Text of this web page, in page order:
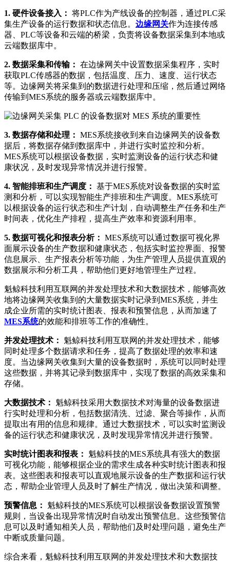
1. 硬件设备接入： 将PLC作为产线设备的控制器，通过PLC采
集生产设备的运行数据和状态信息。 边缘网关作为连接传感
器、PLC等设备和云端的桥梁，负责将设备数据采集到本地或
云端数据库中。
2. 数据采集和传输： 在边缘网关中设置数据采集程序，实时
获取PLC传感器的数据，包括温度、压力、速度、运行状态
等。边缘网关将采集到的数据进行处理和压缩，然后通过网络
传输到MES系统的服务器或云端数据库中。
3. 数据存储和处理： MES系统接收到来自边缘网关的设备数
据后，将数据存储到数据库中，并进行实时监控和分析。
MES系统可以根据设备数据，实时监测设备的运行状态和健
康状况，及时发现异常情况并进行报警。
4. 智能排班和生产调度： 基于MES系统对设备数据的实时监
测和分析，可以实现智能生产排班和生产调度。MES系统可
以根据设备的运行状态和生产计划，自动调整生产任务和生产
时间表，优化生产排程，提高生产效率和资源利用率。
5. 数据可视化和报表分析： MES系统可以通过数据可视化界
面展示设备的生产数据和健康状态，包括实时监控界面、报警
信息展示、生产报表分析等功能，为生产管理人员提供直观的
数据展示和分析工具，帮助他们更好地管理生产过程。
魁鲸科技利用互联网的并发处理技术和大数据技术，能够高效
地将边缘网关收集到的大量数据实时记录到MES系统，并生
成企业所需的实时统计图表、报表和预警信息，从而加速了
MES系统的效能和排班等工作的准确性。
并发处理技术：
魁鲸科技利用互联网的并发处理技术，能够
同时处理多个数据请求和任务，提高了数据处理的效率和速
度。当边缘网关收集到大量的设备数据时，系统可以同时处理
这些数据，并将其记录到数据库中，实现了数据的高效采集和
存储。
大数据技术：
魁鲸科技采用大数据技术对海量的设备数据进
行实时处理和分析，包括数据清洗、过滤、聚合等操作，从而
提取出有用的信息和规律。通过大数据技术，可以实时监测设
备的运行状态和健康状况，及时发现异常情况并进行预警。
实时统计图表和报表：
魁鲸科技的MES系统具有强大的数据
可视化功能，能够根据企业的需求生成各种实时统计图表和报
表。这些图表和报表可以直观地展示设备的生产数据和运行状
态，帮助企业管理人员及时了解生产情况，做出决策和调整。
预警信息：
魁鲸科技的MES系统可以根据设备数据设置预警
规则，当设备出现异常情况时自动发出预警信息。这些预警信
息可以及时通知相关人员，帮助他们及时处理问题，避免生产
中断或质量问题。
综合来看，魁鲸科技利用互联网的并发处理技术和大数据技